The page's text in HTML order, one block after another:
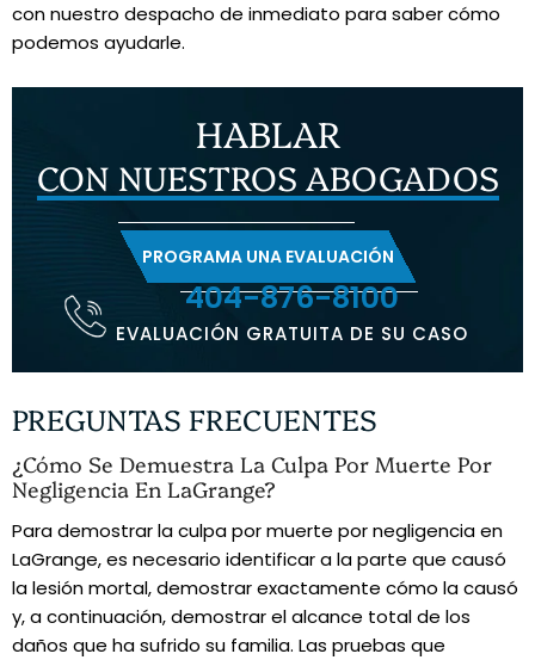
con nuestro despacho de inmediato para saber cómo
podemos ayudarle.
HABLAR
CON NUESTROS ABOGADOS
PROGRAMA UNA EVALUACIÓN
404-876-8100
EVALUACIÓN GRATUITA DE SU CASO
PREGUNTAS FRECUENTES
¿Cómo Se Demuestra La Culpa Por Muerte Por
Negligencia En LaGrange?
Para demostrar la culpa por muerte por negligencia en
LaGrange, es necesario identificar a la parte que causó
la lesión mortal, demostrar exactamente cómo la causó
y, a continuación, demostrar el alcance total de los
daños que ha sufrido su familia. Las pruebas que